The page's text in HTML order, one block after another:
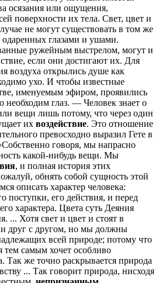
осязания или ощущения,
поверхности их тела. Свет, цвет и
не могут существовать в том же
одаренных глазами и ушами.
ружейным выстрелом, могут и
если они достигают их. Для
воздуха открылись душе как
ухо. И чтобы известные
именуемым эфиром, проявились
необходим глаз. — Человек знает о
вещи лишь потому, что через один
их воздействие. Это отношение
превосходно выразил Гете в
говоря, мы напрасно
какой-нибудь вещи. Мы
, и полная история этих
обнять собой сущность этой
описать характер человека:
поступки, его действия, и перед
характера. Цвета суть Деяния
... Хотя свет и цвет и стоят в
друг с другом, но мы должны
всей природе; потому что
тем самым хочет особливо
Так же точно раскрывается природа
... Так говорит природа, нисходя